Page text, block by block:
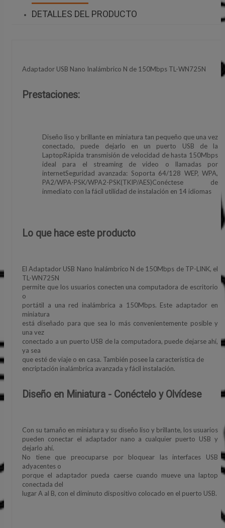
DETALLES DEL PRODUCTO
Adaptador USB Nano Inalámbrico N de 150Mbps TL-WN725N
Prestaciones:
Diseño liso y brillante en miniatura tan pequeño que una vez
conectado, puede dejarlo en un puerto USB de la
LaptopRápida transmisión de velocidad de hasta 150Mbps
ideal para el streaming de video o llamadas por
internetSeguridad avanzada: Soporta 64/128 WEP, WPA,
PA2/WPA-PSK/WPA2-PSK(TKIP/AES)Conéctese de
inmediato con la fácil utilidad de instalación en 14 idiomas
Lo que hace este producto
El Adaptador USB Nano Inalámbrico N de 150Mbps de TP-LINK, el
TL-WN725N
permite que los usuarios conecten una computadora de escritorio
o
portátil a una red inalámbrica a 150Mbps. Este adaptador en
miniatura
está diseñado para que sea lo más convenientemente posible y
una vez
conectado a un puerto USB de la computadora, puede dejarse ahí,
ya sea
que esté de viaje o en casa. También posee la característica de
encriptación inalámbrica avanzada y fácil instalación.
Diseño en Miniatura - Conéctelo y Olvídese
Con su tamaño en miniatura y su diseño liso y brillante, los usuarios
pueden conectar el adaptador nano a cualquier puerto USB y
dejarlo ahí.
No tiene que preocuparse por bloquear las interfaces USB
adyacentes o
porque el adaptador pueda caerse cuando mueve una laptop
conectada del
lugar A al B, con el diminuto dispositivo colocado en el puerto USB.